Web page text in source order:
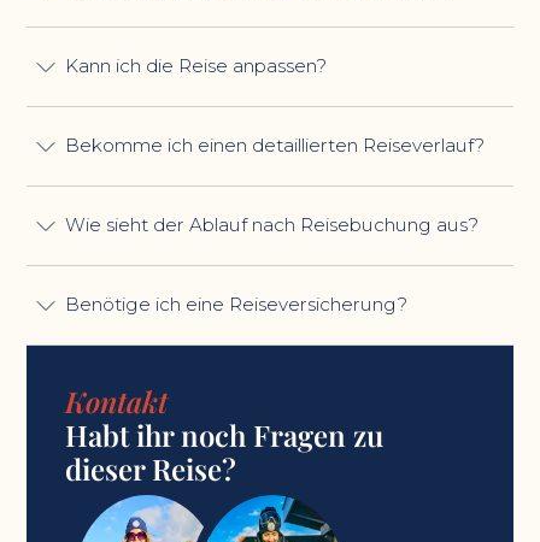
Kann ich die Reise anpassen?
Bekomme ich einen detaillierten Reiseverlauf?
Wie sieht der Ablauf nach Reisebuchung aus?
Benötige ich eine Reiseversicherung?
Kontakt
Habt ihr noch Fragen zu
dieser Reise?